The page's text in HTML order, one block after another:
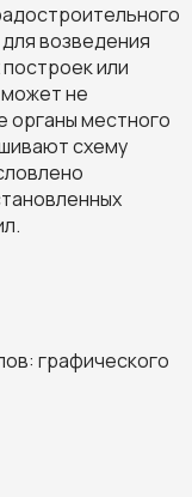
возведения
или
не
органы местного
схему
графического